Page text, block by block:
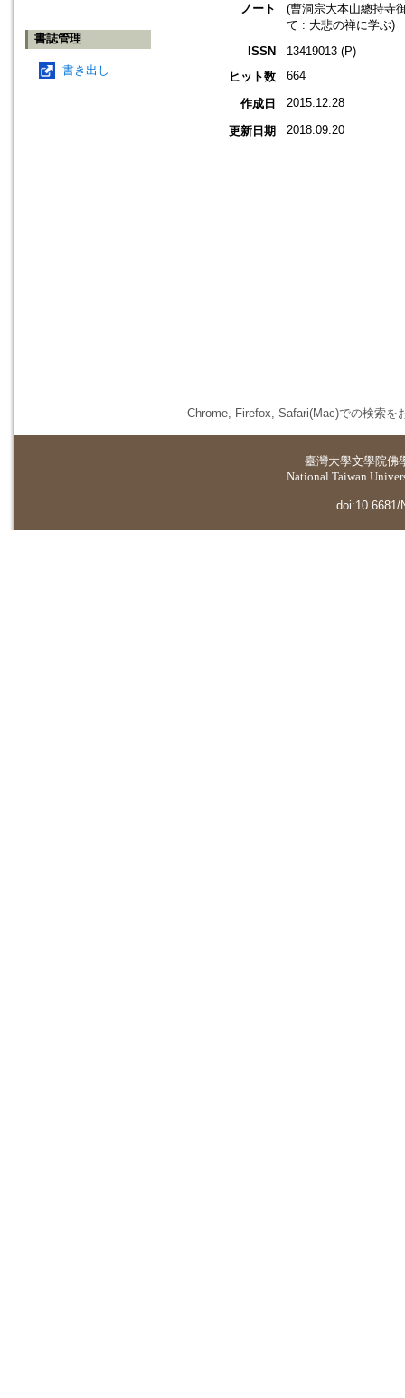
書誌管理
書き出し
ノート
(曹洞宗大本山總持寺
て : 大悲の禅に学ぶ)
ISSN
13419013 (P)
ヒット数
664
作成日 2015.12.28
更新日期 2018.09.20
Chrome, Firefox, Safari(Mac)での検索を
臺灣大學文學院佛
National Taiwan
doi:10.6681/